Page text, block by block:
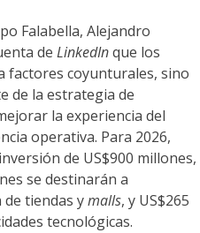
Falabella, Alejandro
de LinkedInque los
factores coyunturales, sino
de la estrategia de
la experiencia del
operativa. Para 2026,
de US$900 millones,
se destinarán a
tiendas ymalls, y US$265
tecnológicas.